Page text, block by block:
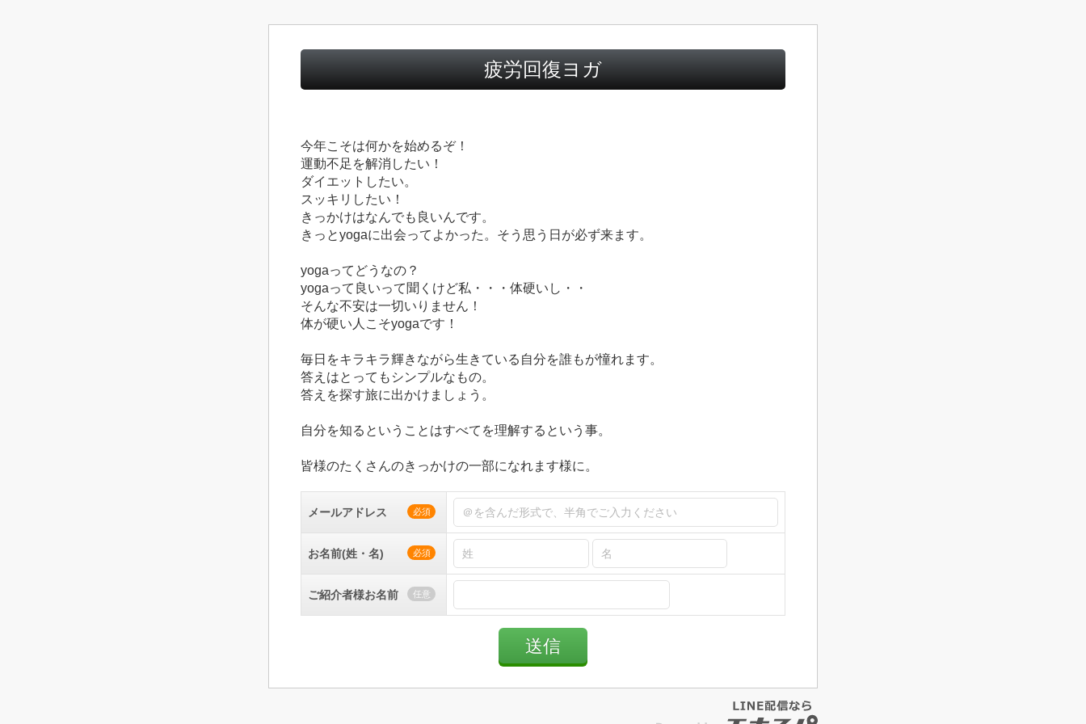
疲労回復ヨガ
今年こそは何かを始めるぞ！
運動不足を解消したい！
ダイエットしたい。
スッキリしたい！
きっかけはなんでも良いんです。
きっとyogaに出会ってよかった。そう思う日が必ず来ます。
yogaってどうなの？
yogaって良いって聞くけど私・・・体硬いし・・
そんな不安は一切いりません！
体が硬い人こそyogaです！
毎日をキラキラ輝きながら生きている自分を誰もが憧れます。
答えはとってもシンプルなもの。
答えを探す旅に出かけましょう。
自分を知るということはすべてを理解するという事。
皆様のたくさんのきっかけの一部になれます様に。
メールアドレス 必須
お名前(姓・名) 必須
ご紹介者様お名前 任意